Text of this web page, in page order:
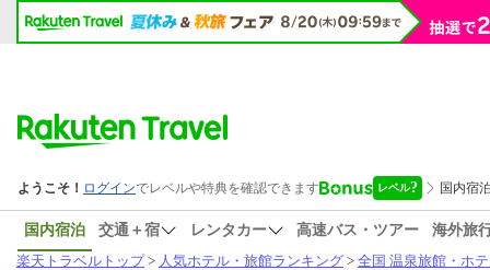
国内宿泊 交通＋宿 レンタカー 高速バス・ツアー
海外旅
楽天トラベルトップ> 人気ホテル・旅館ランキング > 全国 温泉旅館・ホ